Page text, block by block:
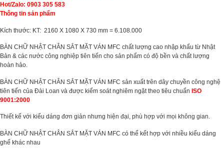
Hot/Zalo: 0903 305 583
Thông tin sản phẩm
Kích thước: KT: 2160 X 1080 X 730 mm = 6.108.000
BÀN CHỮ NHẬT CHÂN SẮT MẶT VÁN MFC chất lượng cao nhập khẩu từ Nhật
Bản & các nước công nghiệp tiên tiến cho sản phẩm có độ bền và chất lượng
hoàn hảo.
BÀN CHỮ NHẬT CHÂN SẮT MẶT VÁN MFC sản xuất trên dây chuyền công nghệ
tiên tiến của Đài Loan và được kiểm soát nghiêm ngặt theo tiêu chuẩn ISO
9001:2000
Thiết kế với kiểu dáng đơn giản nhưng hiện đại, phù hợp với mọi không gian.
BÀN CHỮ NHẬT CHÂN SẮT MẶT VÁN MFC có thể kết hợp với nhiều kiểu dáng
ghế khác nhau